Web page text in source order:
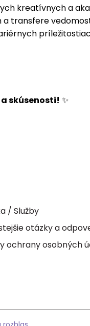
kreatívnych a
a transfere
skúsenosti! ✨
/ Služby
otázky a
ochrany osobných